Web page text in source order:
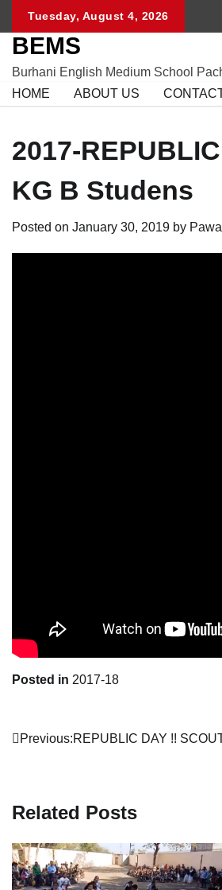
content
Tuesday, August 4, 2026
BEMS
Burhani English Medium School
HOME
ABOUT US
2017-
KG B Studens
Posted on January 30, 2019 by
Posted in 2017-18
Post
Previous:REPUBLIC DAY !!
Related Posts